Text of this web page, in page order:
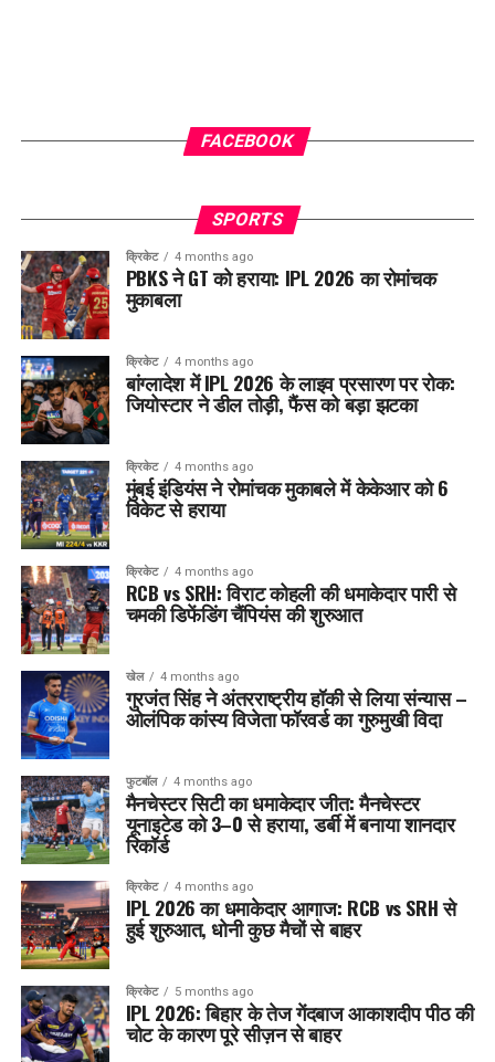
FACEBOOK
SPORTS
क्रिकेट 4 months ago
PBKS ने GT को हराया: IPL 2026 का रोमांचक
मुकाबला
क्रिकेट 4 months ago
बांग्लादेश में IPL 2026 के लाइव प्रसारण पर रोक:
जियोस्टार ने डील तोड़ी, फैंस को बड़ा झटका
क्रिकेट 4 months ago
मुंबई इंडियंस ने रोमांचक मुकाबले में केकेआर को 6
विकेट से हराया
क्रिकेट 4 months ago
RCB vs SRH: विराट कोहली की धमाकेदार पारी से
चमकी डिफेंडिंग चैंपियंस की शुरुआत
खेल 4 months ago
गुरजंत सिंह ने अंतरराष्ट्रीय हॉकी से लिया संन्यास –
ओलंपिक कांस्य विजेता फॉरवर्ड का गुरुमुखी विदा
फुटबॉल 4 months ago
मैनचेस्टर सिटी का धमाकेदार जीत: मैनचेस्टर
यूनाइटेड को 3–0 से हराया, डर्बी में बनाया शानदार
रिकॉर्ड
क्रिकेट 4 months ago
IPL 2026 का धमाकेदार आगाज: RCB vs SRH से
हुई शुरुआत, धोनी कुछ मैचों से बाहर
क्रिकेट 5 months ago
IPL 2026: बिहार के तेज गेंदबाज आकाशदीप पीठ की
चोट के कारण पूरे सीज़न से बाहर